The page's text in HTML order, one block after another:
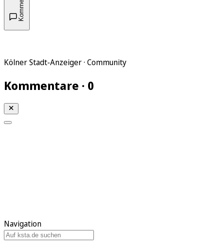
Kölner Stadt-Anzeiger · Community
Kommentare · 0
Navigation